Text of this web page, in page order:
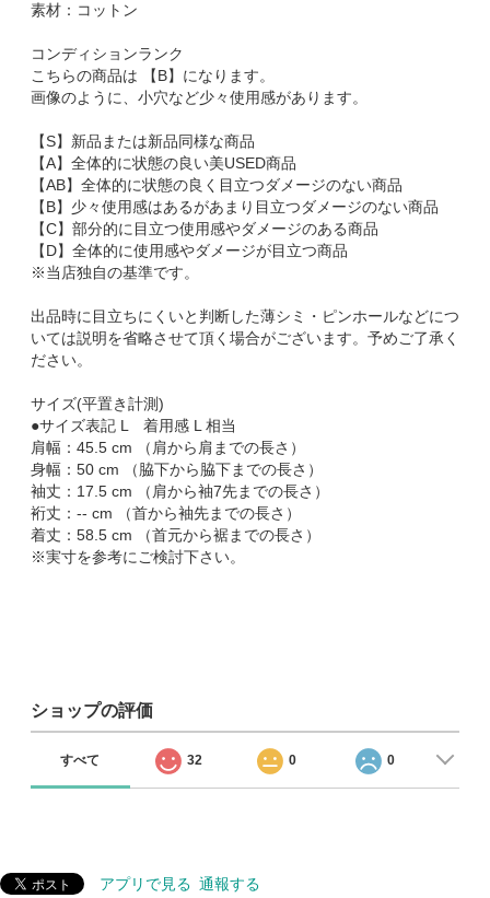
素材：コットン
コンディションランク
こちらの商品は 【B】になります。
画像のように、小穴など少々使用感があります。
【S】新品または新品同様な商品
【A】全体的に状態の良い美USED商品
【AB】全体的に状態の良く目立つダメージのない商品
【B】少々使用感はあるがあまり目立つダメージのない商品
【C】部分的に目立つ使用感やダメージのある商品
【D】全体的に使用感やダメージが目立つ商品
※当店独自の基準です。
出品時に目立ちにくいと判断した薄シミ・ピンホールなどにつ
いては説明を省略させて頂く場合がございます。予めご了承く
ださい。
サイズ(平置き計測)
●サイズ表記 L 着用感 L 相当
肩幅：45.5 cm （肩から肩までの長さ）
身幅：50 cm （脇下から脇下までの長さ）
袖丈：17.5 cm （肩から袖7先までの長さ）
裄丈：-- cm （首から袖先までの長さ）
着丈：58.5 cm （首元から裾までの長さ）
※実寸を参考にご検討下さい。
ショップの評価
すべて 32 0 0
アプリで見る 通報する